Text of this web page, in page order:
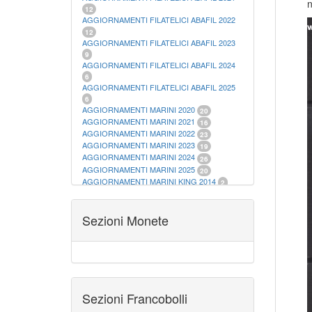
12
AGGIORNAMENTI FILATELICI ABAFIL 2022
12
AGGIORNAMENTI FILATELICI ABAFIL 2023
9
AGGIORNAMENTI FILATELICI ABAFIL 2024
6
AGGIORNAMENTI FILATELICI ABAFIL 2025
6
AGGIORNAMENTI MARINI 2020 20
AGGIORNAMENTI MARINI 2021 16
AGGIORNAMENTI MARINI 2022 23
AGGIORNAMENTI MARINI 2023 19
AGGIORNAMENTI MARINI 2024 26
AGGIORNAMENTI MARINI 2025 20
AGGIORNAMENTI MARINI KING 2014 2
AGGIORNAMENTI MARINI KING 2017
AGGIORNAMENTI MARINI KING 2018
AGGIORNAMENTI MARINI KING 2019 22
ANNUALI 9
ALBUM PER CARTAMONETA 1
CARTELLE FILATELICHE MARINI
Sezioni Monete
Sezioni Francobolli